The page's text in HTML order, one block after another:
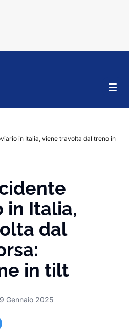
in Italia, viene travolta dal treno in
in Italia,
dal
in tilt
9 Gennaio 2025